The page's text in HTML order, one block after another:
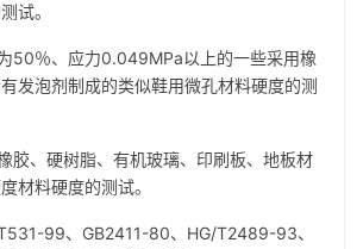
试。
50％、应力0.049MPa以上的一些采用橡
发泡剂制成的类似鞋用微孔材料硬度的测
胶、硬树脂、有机玻璃、印刷板、地板材
材料硬度的测试。
99、GB2411-80、HG/T2489-93、